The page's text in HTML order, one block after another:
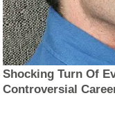
Shocking Turn Of
Controversial